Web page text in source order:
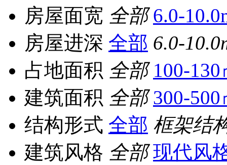
房屋面宽 全部 6.0-
房屋进深 全部 6.0-
占地面积 全部 100-130
建筑面积 全部 300-500
结构形式 全部 框架结
建筑风格 全部 现代风